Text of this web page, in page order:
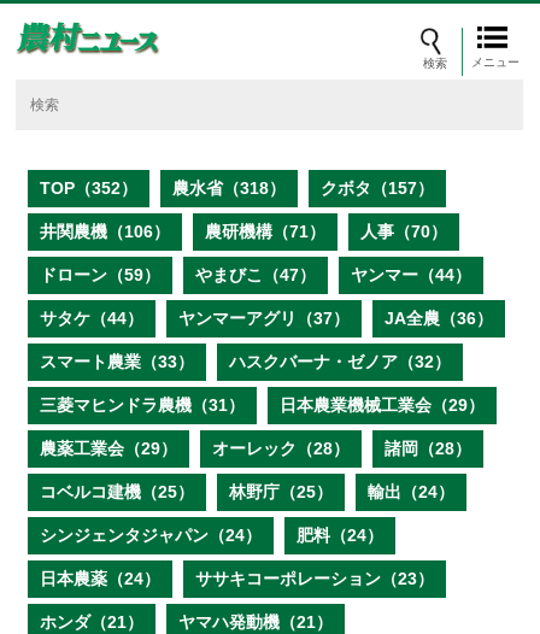
メニュー
TOP（352） 農水省（318） クボタ（157）
井関農機（106） 農研機構（71） 人事（70）
ドローン（59） やまびこ（47） ヤンマー（44）
サタケ（44） ヤンマーアグリ（37） JA全農（36）
スマート農業（33） ハスクバーナ・ゼノア（32）
三菱マヒンドラ農機（31） 日本農業機械工業会（29）
農薬工業会（29） オーレック（28） 諸岡（28）
コベルコ建機（25） 林野庁（25） 輸出（24）
シンジェンタジャパン（24） 肥料（24）
日本農薬（24） ササキコーポレーション（23）
ホンダ（21） ヤマハ発動機（21）